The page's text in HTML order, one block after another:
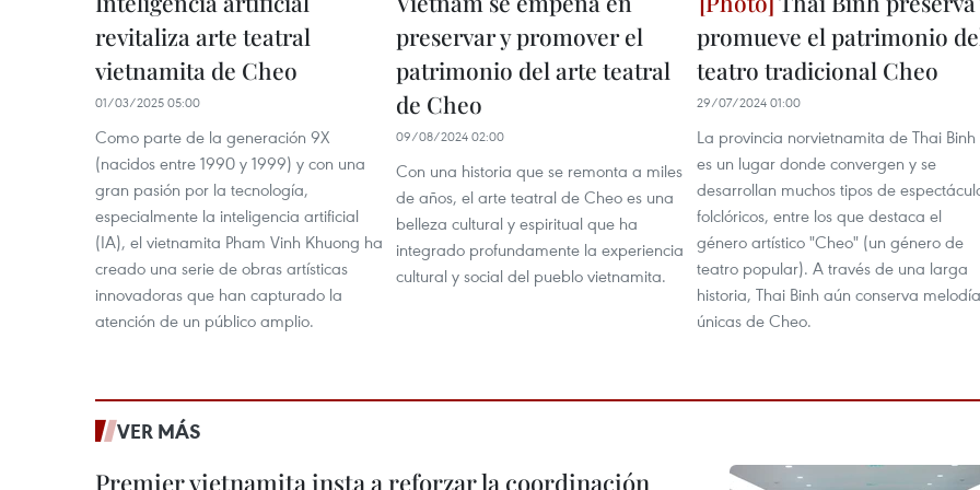
revitaliza arte teatral
vietnamita de Cheo
01/03/2025 05:00
Como parte de la generación 9X
(nacidos entre 1990 y 1999) y con una
gran pasión por la tecnología,
especialmente la inteligencia artificial
(IA), el vietnamita Pham Vinh Khuong ha
creado una serie de obras artísticas
innovadoras que han capturado la
atención de un público amplio.
preservar y promover el
patrimonio del arte teatral
de Cheo
09/08/2024 02:00
Con una historia que se remonta a miles
de años, el arte teatral de Cheo es una
belleza cultural y espiritual que ha
integrado profundamente la experiencia
cultural y social del pueblo vietnamita.
promueve el patrimonio
teatro tradicional Cheo
29/07/2024 01:00
La provincia norvietnamita de Thai Binh
es un lugar donde convergen y se
desarrollan muchos tipos de
folclóricos, entre los que destaca el
género artístico "Cheo" (un género de
teatro popular). A través de una larga
historia, Thai Binh aún conserva
únicas de Cheo.
VER MÁS
Premier vietnamita insta a reforzar la coordinación